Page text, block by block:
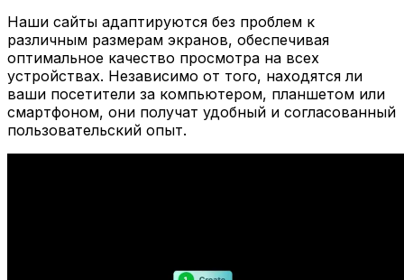
Наши сайты адаптируются без проблем к
различным размерам экранов, обеспечивая
оптимальное качество просмотра на всех
устройствах. Независимо от того, находятся ли
ваши посетители за компьютером, планшетом или
смартфоном, они получат удобный и согласованный
пользовательский опыт.